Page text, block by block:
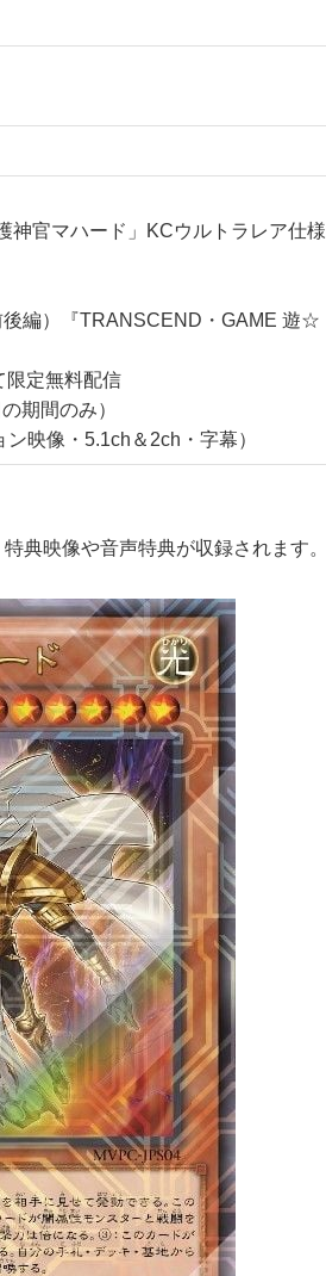
官マハード」KCウルトラレア仕様
編）『TRANSCEND・GAME 遊☆
限定無料配信
期間のみ）
映像・5.1ch＆2ch・字幕）
典映像や音声特典が収録されます。